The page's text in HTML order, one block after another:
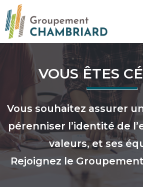
au
contenu
VOUS ÊTES
Vous souhaitez assurer
pérenniser l’identité de
valeurs, et ses
Rejoignez le